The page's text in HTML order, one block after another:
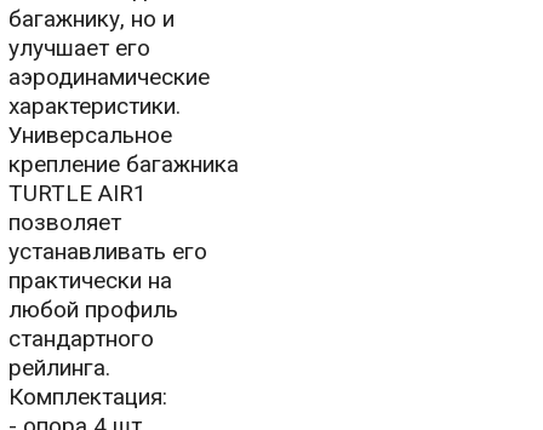
багажнику, но и
улучшает его
аэродинамические
характеристики.
Универсальное
крепление багажника
TURTLE AIR1
позволяет
устанавливать его
практически на
любой профиль
стандартного
рейлинга.
Комплектация: